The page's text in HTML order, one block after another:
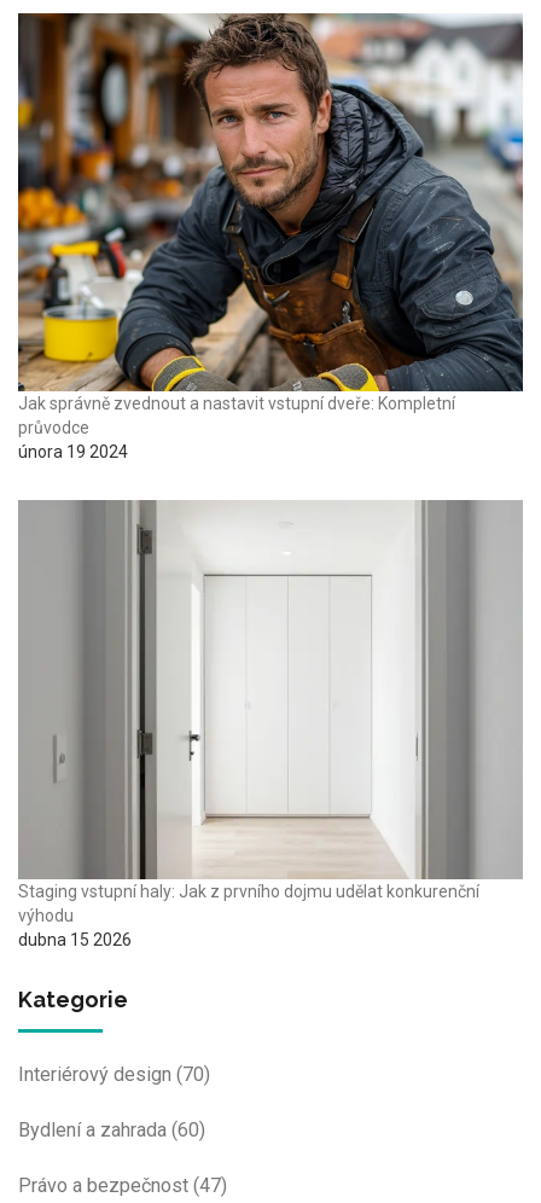
Jak správně zvednout a nastavit vstupní dveře: Kompletní
průvodce
února 19 2024
Staging vstupní haly: Jak z prvního dojmu udělat konkurenční
výhodu
dubna 15 2026
Kategorie
Interiérový design (70)
Bydlení a zahrada (60)
Právo a bezpečnost (47)